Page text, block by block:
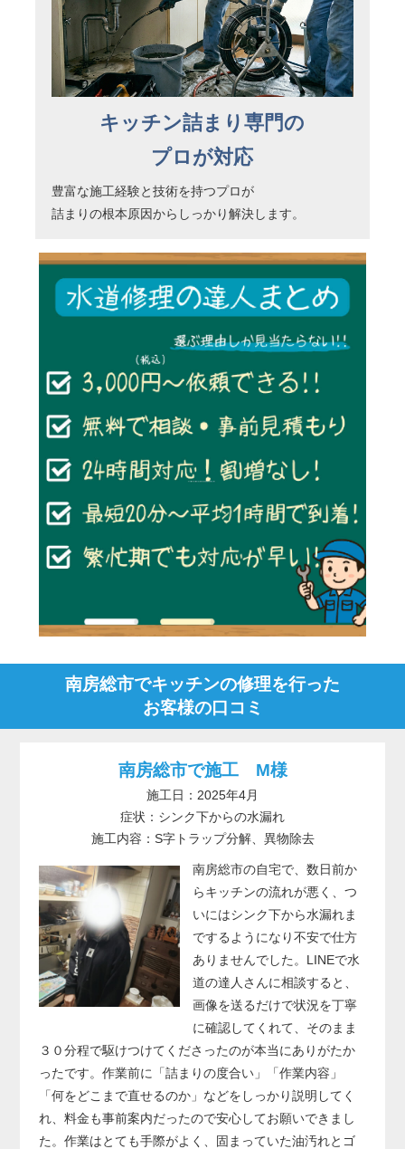
キッチン詰まり専門の
プロが対応
豊富な施工経験と技術を持つプロが
詰まりの根本原因からしっかり解決します。
南房総市でキッチンの修理を行った
お客様の口コミ
南房総市で施工 M様
施工日：2025年4月
症状：シンク下からの水漏れ
施工内容：S字トラップ分解、異物除去
南房総市の自宅で、数日前か
らキッチンの流れが悪く、つ
いにはシンク下から水漏れま
でするようになり不安で仕方
ありませんでした。LINEで水
道の達人さんに相談すると、
画像を送るだけで状況を丁寧
に確認してくれて、そのまま
３０分程で駆けつけてくださったのが本当にありがたか
ったです。作業前に「詰まりの度合い」「作業内容」
「何をどこまで直せるのか」などをしっかり説明してく
れ、料金も事前案内だったので安心してお願いできまし
た。作業はとても手際がよく、固まっていた油汚れとゴ